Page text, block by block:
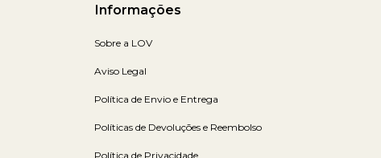
Informações
Sobre a LOV
Aviso Legal
Política de Envio e Entrega
Políticas de Devoluções e Reembolso
Política de Privacidade